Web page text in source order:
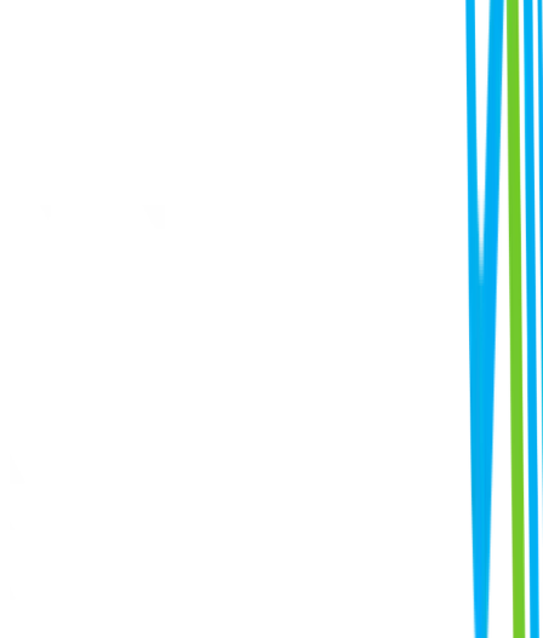
A Rio Pipeline & Logistics 2025 entrou para a história como a
. Com mais espaço, uma
, o evento
reuniu a cadeia global de óleo e gás em um ambiente único
de networking, conhecimento e inovação. Esse marco reforça
a relevância da Rio Pipeline como o ponto de encontro global
avançando com tecnologia, segurança e sustentabilidade.